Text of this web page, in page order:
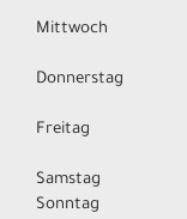
Mittwoch
Donnerstag
Freitag
Samstag
Sonntag